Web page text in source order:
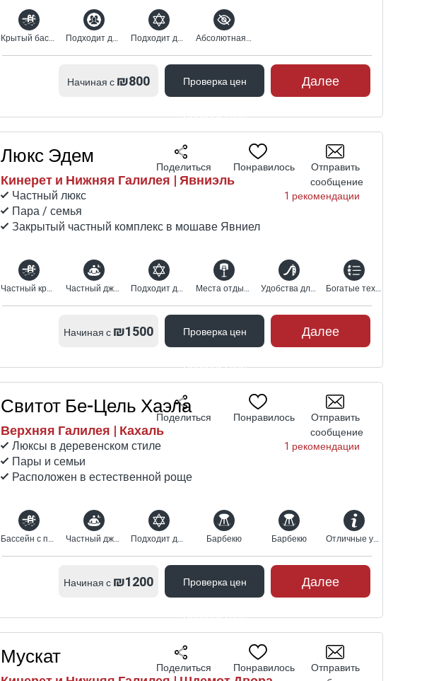
Крытый бассейн с подогревом Подходит для групп Подходит для религиозных Абсолютная конфиденциальность
Начиная с₪800 Проверка цен
Проверка цен
Далее
Люкс Эдем
Кинерет и Нижняя Галилея | Явниэль
1 рекомендации
Частный люкс
Пара / семья
Закрытый частный комплекс в мошаве Явниел
Поделиться Понравилось
Отправить
сообщение
Частный крытый бассейн с подогревом Частный джакузи-спа Подходит для религиозных Места отдыха и развлечений Удобства для детей Богатые технические характеристики
Начиная с₪1500 Проверка цен
Проверка цен
Далее
Свитот Бе-Цель Хаэла
Верхняя Галилея | Кахаль
1 рекомендации
Люксы в деревенском стиле
Пары и семьи
Расположен в естественной роще
Поделиться Понравилось
Отправить
сообщение
Бассейн с подогревом Частный джакузи-спа Подходит для религиозных Барбекю Барбекю Отличные условия для семей
Начиная с₪1200 Проверка цен
Проверка цен
Далее
Мускат Поделиться Понравилось
Отправить